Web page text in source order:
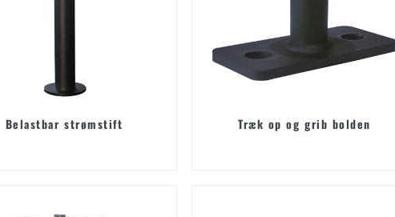
Belastbar strømstift Træk op og grib bolden